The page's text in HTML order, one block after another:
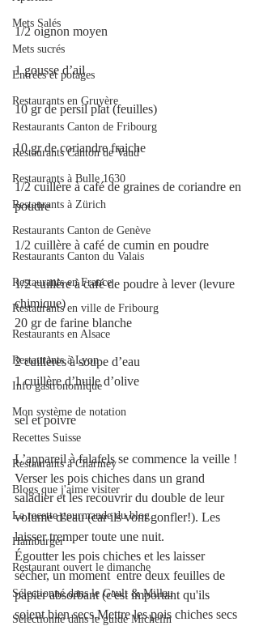
Mets Salés
Mets sucrés
Entrées et potages
Restaurants en Gruyère
Restaurants Canton de Fribourg
Restaurants Canton de Vaud
Restaurants à Bulle 1630
Restaurants à Zürich
Restaurants Canton de Genève
Restaurants Canton du Valais
Restaurants en France
Restaurants en ville de Fribourg
Restaurants en Alsace
Restaurants à Lyon
Info gastronomique
Mon système de notation
Recettes Suisse
Restaurants à Charmey
Blogs que j'aime visiter
La recette gourmande du blog.
Hamburger
Restaurant ouvert le dimanche
Sélectionné dans le Gault & Millau
Sélectionné dans le guide Michelin
1/2 oignon moyen
1 gousse d’ail
10 gr de persil plat (feuilles)
10 gr de coriandre fraiche
1/2 cuillère à café de graines de coriandre en
poudre
1/2 cuillère à café de cumin en poudre
1/2 cuillère à café de poudre à lever (levure
chimique)
20 gr de farine blanche
2 cuillères à soupe d’eau
1 cuillère d’huile d’olive
sel et poivre
L’appareil à falafels se commence la veille !
Verser les pois chiches dans un grand
saladier et les recouvrir du double de leur
volume d’eau (car ils vont gonfler!). Les
laisser tremper toute une nuit.
Égoutter les pois chiches et les laisser
sécher, un moment  entre deux feuilles de
papier absorbant (c'est important qu'ils
soient bien secs.Mettre les pois chiches secs